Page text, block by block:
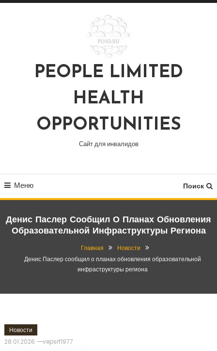
Перейти
PEOPLE LIMITED
HEALTH
OPPORTUNITIES
Сайт для инвалидов
Меню Поиск
Денис Паслер Сообщил О Планах Обновления
Образовательной Инфраструктуры Региона
Главная
Новости
Денис Паслер сообщил о планах обновления образовательной
инфраструктуры региона
Новости
28.01.2026
vepsrf1977